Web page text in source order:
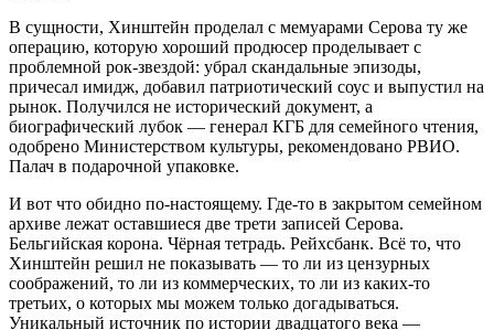
В сущности, Хинштейн проделал с мемуарами Серова ту же
операцию, которую хороший продюсер проделывает с
проблемной рок-звездой: убрал скандальные эпизоды,
причесал имидж, добавил патриотический соус и выпустил на
рынок. Получился не исторический документ, а
биографический лубок — генерал КГБ для семейного чтения,
одобрено Министерством культуры, рекомендовано РВИО.
Палач в подарочной упаковке.
И вот что обидно по-настоящему. Где-то в закрытом семейном
архиве лежат оставшиеся две трети записей Серова.
Бельгийская корона. Чёрная тетрадь. Рейхсбанк. Всё то, что
Хинштейн решил не показывать — то ли из цензурных
соображений, то ли из коммерческих, то ли из каких-то
третьих, о которых мы можем только догадываться.
Уникальный источник по истории двадцатого века —